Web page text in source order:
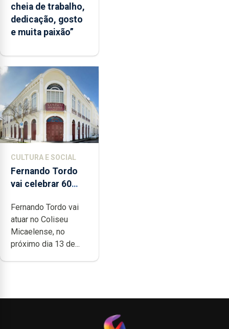
cheia de trabalho,
dedicação, gosto
e muita paixão”
CULTURA E SOCIAL
Fernando Tordo
vai celebrar 60
no Coliseu
Micaelense
Fernando Tordo vai
atuar no Coliseu
Micaelense, no
próximo dia 13 de...